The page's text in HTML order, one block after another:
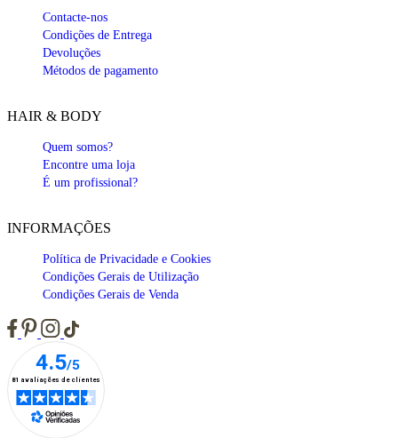
Contacte-nos
Condições de Entrega
Devoluções
Métodos de pagamento
HAIR & BODY
Quem somos?
Encontre uma loja
É um profissional?
INFORMAÇÕES
Política de Privacidade e Cookies
Condições Gerais de Utilização
Condições Gerais de Venda